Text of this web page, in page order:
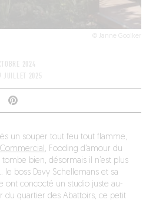
© Janne Gooiker
2024
JUILLET 2025
un souper tout feu tout flamme,
, Fooding d’amour du
bien, désormais il n’est plus
boss Davy Schellemans et sa
ont concocté un studio juste au-
du quartier des Abattoirs, ce petit